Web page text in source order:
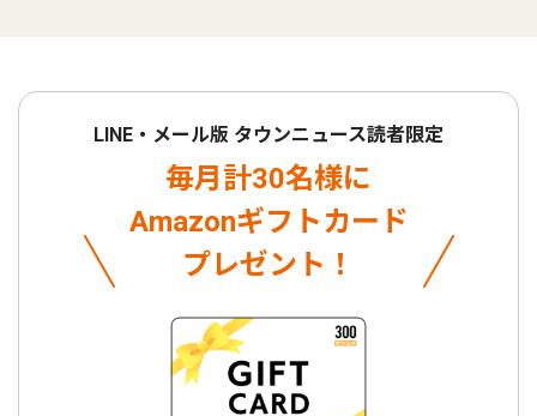
LINE・メール版 タウンニュース読者限定
毎月計30名様に
Amazonギフトカード
プレゼント！